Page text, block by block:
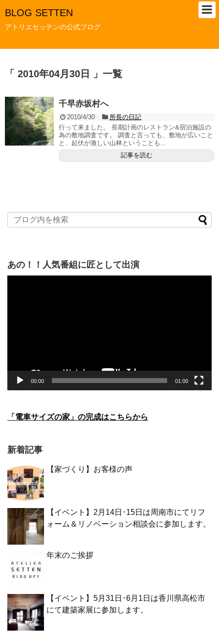
BLOG SETTEN
アトリエセッテンの公式ブログ
「 2010年04月30日 」一覧
千早赤坂村へ
2010/4/30
所長の日記
行って来ました。 長期計画のレストラン&宿泊施設の
為の敷地調査です。 調査と言っても、敷地が広いこと
と、起伏が激しい山林ということも...
記事を読む
あの！！人気番組に匠として出演
00:00 01:00
「電車サイズの家」の完成はこちらから
新着記事
【家づくり】お客様の声
【イベント】2月14日･15日は周南市にてリフ
ォーム＆リノベーション相談会に参加します。
年末のご挨拶
【イベント】5月31日･6月1日は香川県高松市
にて建築家展に参加します。